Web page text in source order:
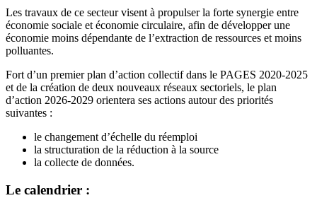
Les travaux de ce secteur visent à propulser la forte synergie entre
économie sociale et économie circulaire, afin de développer une
économie moins dépendante de l’extraction de ressources et moins
polluantes.
Fort d’un premier plan d’action collectif dans le PAGES 2020-2025
et de la création de deux nouveaux réseaux sectoriels, le plan
d’action 2026-2029 orientera ses actions autour des priorités
suivantes :
le changement d’échelle du réemploi
la structuration de la réduction à la source
la collecte de données.
Le calendrier :